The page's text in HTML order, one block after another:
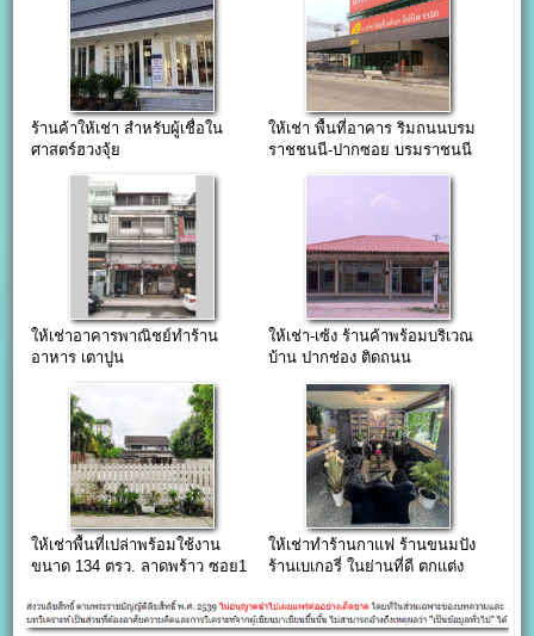
ร้านค้าให้เช่า สำหรับผู้เชื่อใน
ศาสตร์ฮวงจุ้ย
ให้เช่า พื้นที่อาคาร ริมถนนบรม
ราชชนนี-ปากซอย บรมราชนนี
ให้เช่าอาคารพาณิชย์ทำร้าน
อาหาร เตาปูน
ให้เช่า-เซ้ง ร้านค้าพร้อมบริเวณ
บ้าน ปากช่อง ติดถนน
ให้เช่าพื้นที่เปล่าพร้อมใช้งาน
ขนาด 134 ตรว. ลาดพร้าว ซอย1
ให้เช่าทำร้านกาแฟ ร้านขนมปัง
ร้านเบเกอรี่ ในย่านที่ดี ตกแต่ง